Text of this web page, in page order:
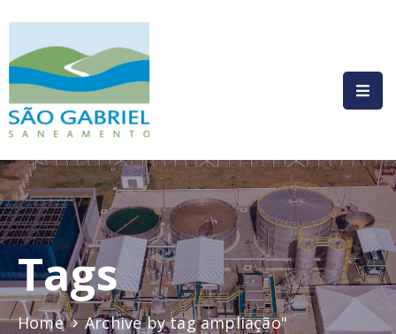
HOME
INSTITUCIONAL
COMPLIANCE
SERVIÇOS
PRESTADOS
COMUNICAÇÃO
LEGISLAÇÃO
Tags
Home Archive by tag ampliação"